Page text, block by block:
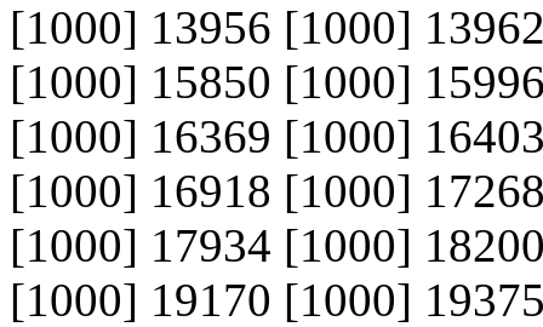
[1000] 13956 [1000]
[1000] 15850 [1000]
[1000] 16369 [1000]
[1000] 16918 [1000]
[1000] 17934 [1000]
[1000] 19170 [1000]